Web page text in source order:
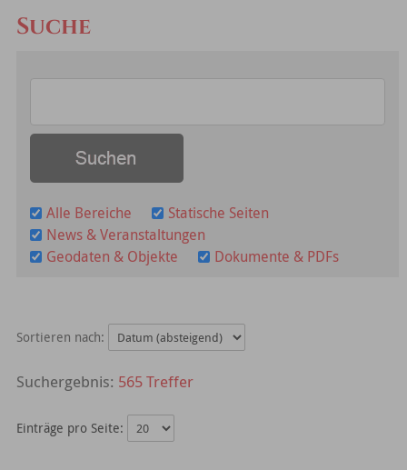
Suche
Alle Bereiche
Statische Seiten
News & Veranstaltungen
Geodaten & Objekte
Dokumente & PDFs
Sortieren nach:
565 Treffer
Einträge pro Seite: